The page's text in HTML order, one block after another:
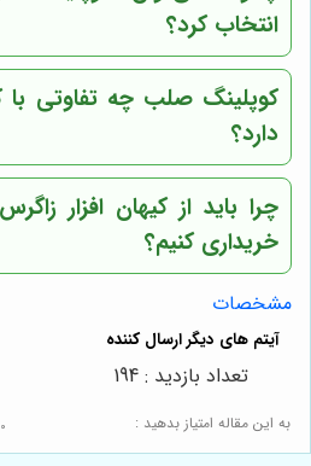
انتخاب کرد؟
کوپلینگ صلب چه تفاوتی با
دارد؟
چرا باید ازکیهان افزار زاگرس
خریداری کنیم؟
مشخصات
به این مقاله امتیاز بدهید :
تعداد بازدید : 194